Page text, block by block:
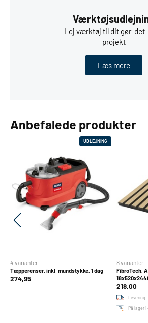
Lej værktøj til dit gør-
projekt
Læs mere
Anbefalede produkter
UDLEJNING
Tæpperenser, inkl. mundstykke, 1 dag
4 varianter
274,95
FibroTech,
8 varianter
218,00
Levering
På lager